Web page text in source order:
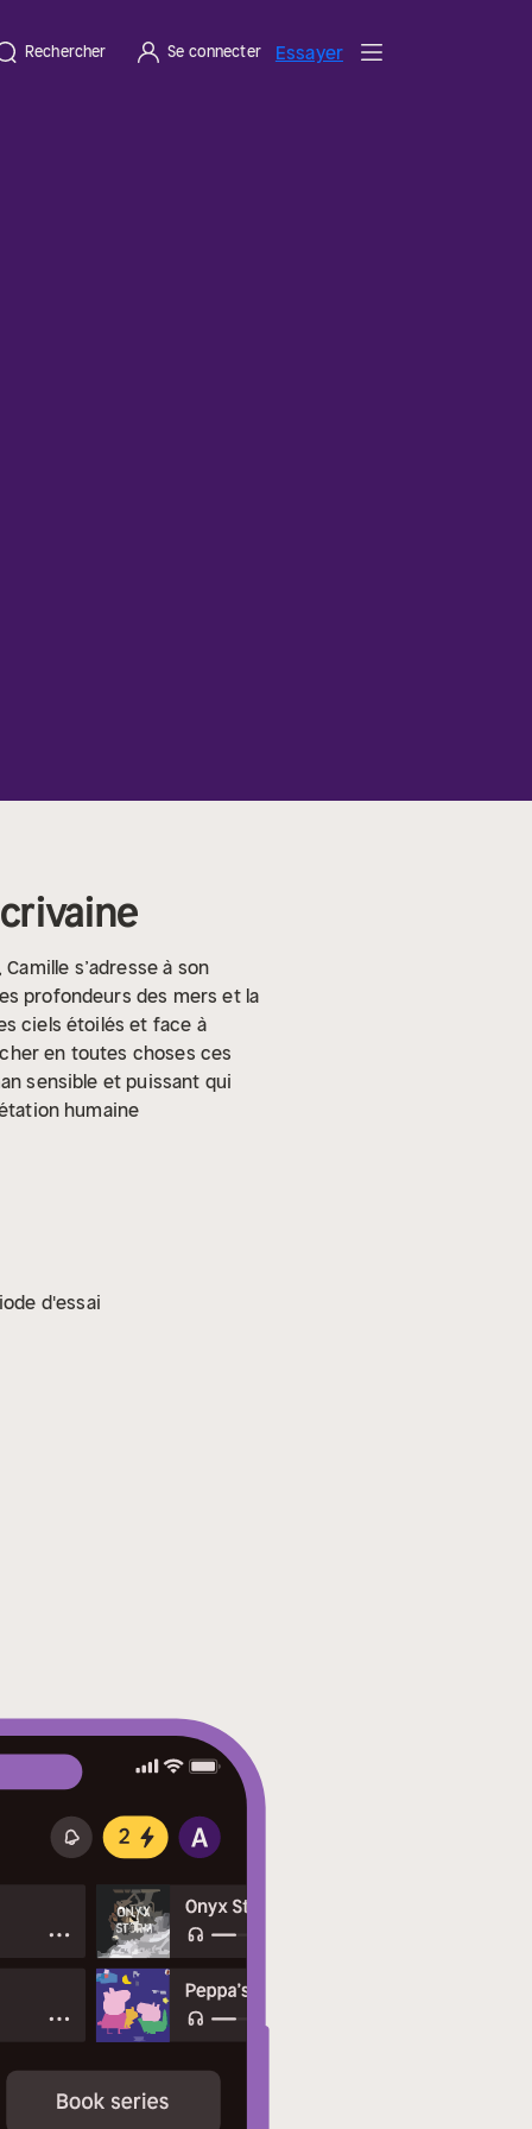
Rechercher Se connecter Essayer
s’adresse à son
profondeurs des mers et la
ciels étoilés et face à
en toutes choses ces
sensible et puissant qui
humaine
d'essai